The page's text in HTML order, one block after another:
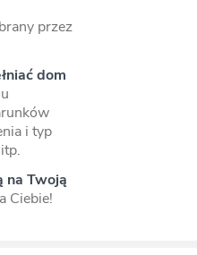
przez
dom
i typ
na Twoją
Ciebie!